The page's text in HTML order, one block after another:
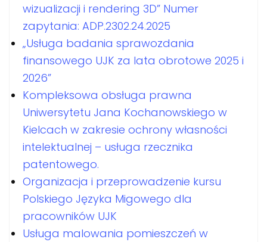
wizualizacji i rendering 3D” Numer
zapytania: ADP.2302.24.2025
„Usługa badania sprawozdania
finansowego UJK za lata obrotowe 2025 i
2026”
Kompleksowa obsługa prawna
Uniwersytetu Jana Kochanowskiego w
Kielcach w zakresie ochrony własności
intelektualnej – usługa rzecznika
patentowego.
Organizacja i przeprowadzenie kursu
Polskiego Języka Migowego dla
pracowników UJK
Usługa malowania pomieszczeń w